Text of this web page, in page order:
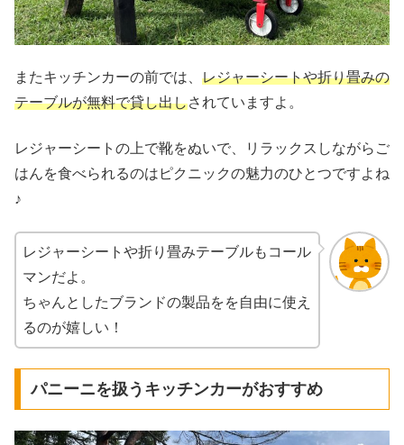
またキッチンカーの前では、 レジャーシートや折り畳みの
テーブルが無料で貸し出しされていますよ。
レジャーシートの上で靴をぬいで、リラックスしながらご
はんを食べられるのはピクニックの魅力のひとつですよね
♪
レジャーシートや折り畳みテーブルもコール
マンだよ。
ちゃんとしたブランドの製品をを自由に使え
るのが嬉しい！
パニーニを扱うキッチンカーがおすすめ